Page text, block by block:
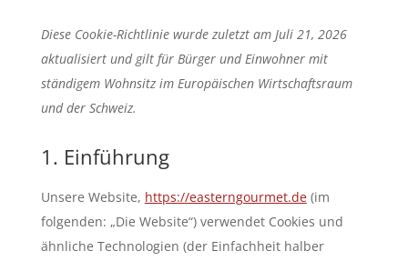
Diese Cookie-Richtlinie wurde zuletzt am Juli 21, 2026
aktualisiert und gilt für Bürger und Einwohner mit
ständigem Wohnsitz im Europäischen Wirtschaftsraum
und der Schweiz.
1. Einführung
Unsere Website, https://easterngourmet.de(im
folgenden: „Die Website“) verwendet Cookies und
ähnliche Technologien (der Einfachheit halber